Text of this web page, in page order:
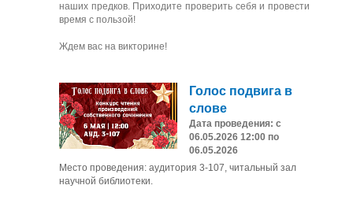
наших предков. Приходите проверить себя и провести
время с пользой!
Ждем вас на викторине!
Голос подвига в
слове
Дата проведения: с
06.05.2026 12:00 по
06.05.2026
Место проведения: аудитория 3-107, читальный зал
научной библиотеки.